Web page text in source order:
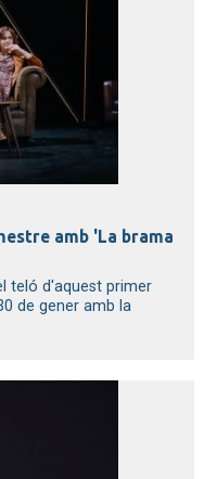
amb 'La brama
teló d'aquest primer
de gener amb la